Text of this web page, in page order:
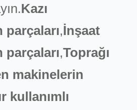
Kazı
,İnşaat
,Toprağı
makinelerin
kullanımlı